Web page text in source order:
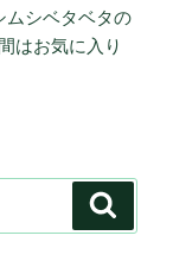
シベタベタの
はお気に入り